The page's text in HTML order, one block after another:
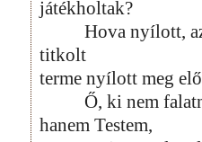
játékholtak?
Hova nyílott,
titkolt
terme nyílott meg
Ő, ki nem
hanem Testem,